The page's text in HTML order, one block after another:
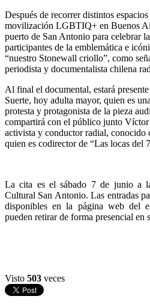
Después de recorrer distintos
movilización LGBTIQ+ en Buenos
puerto de San Antonio para celebrar
participantes de la emblemática e
“nuestro Stonewall criollo”, como
periodista y documentalista chilena
Al final el documental, estará
Suerte, hoy adulta mayor, quien es
protesta y protagonista de la pieza
compartirá con el público junto
activista y conductor radial, conocido
quien es codirector de “Las locas del
La cita es el sábado 7 de junio a
Cultural San Antonio. Las entradas
disponibles en la página web del
pueden retirar de forma presencial en
Visto 503 veces